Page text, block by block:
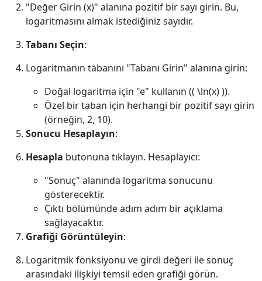
"Değer Girin (x)" alanına pozitif bir sayı girin. Bu,
logaritmasını almak istediğiniz sayıdır.
Tabanı Seçin:
Logaritmanın tabanını "Tabanı Girin" alanına girin:
Doğal logaritma için "e" kullanın (( \ln(x) )).
Özel bir taban için herhangi bir pozitif sayı girin
(örneğin, 2, 10).
Sonucu Hesaplayın:
Hesapla butonuna tıklayın. Hesaplayıcı:
"Sonuç" alanında logaritma sonucunu
gösterecektir.
Çıktı bölümünde adım adım bir açıklama
sağlayacaktır.
Grafiği Görüntüleyin:
Logaritmik fonksiyonu ve girdi değeri ile sonuç
arasındaki ilişkiyi temsil eden grafiği görün.